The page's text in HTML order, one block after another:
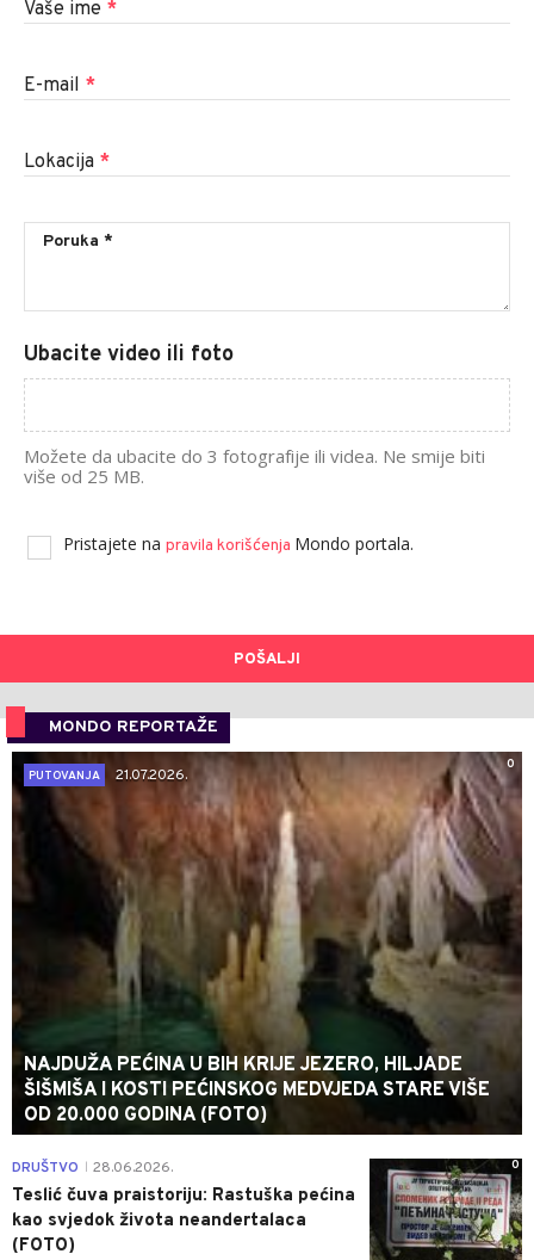
Vaše ime *
E-mail *
Lokacija *
Ubacite video ili foto
Možete da ubacite do 3 fotografije ili videa. Ne smije biti
više od 25 MB.
Pristajete na pravila korišćenja Mondo portala.
POŠALJI
MONDO REPORTAŽE
0
PUTOVANJA
21.07.2026.
NAJDUŽA PEĆINA U BIH KRIJE JEZERO, HILJADE
ŠIŠMIŠA I KOSTI PEĆINSKOG MEDVJEDA STARE VIŠE
OD 20.000 GODINA (FOTO)
0
DRUŠTVO 28.06.2026.
Teslić čuva praistoriju: Rastuška pećina
kao svjedok života neandertalaca
(FOTO)